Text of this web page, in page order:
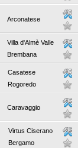
Arconatese
Villa d'Almè Valle
Brembana
Casatese
Rogoredo
Caravaggio
Virtus Ciserano
Bergamo